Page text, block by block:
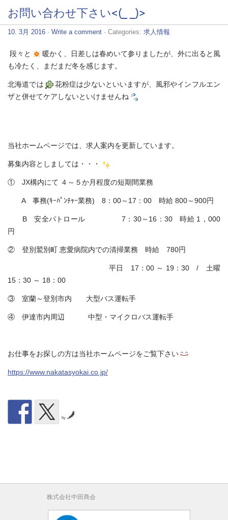
お問い合わせ下さい<(_ _)>
10. 3月 2016 · Write a comment · Categories: 求人情報
段々と
暖かく、日差しは春めいて参りましたが、外に出ると風
も冷たく、まだまだ冬を感じます。
北海道では
花粉症は少ないといいますが、風邪やインフルエン
ザと併せてケアしないといけませんね
当社ホームページでは、求人案内を更新しています。
募集内容としましては・・・
① JX構内にて ４～５か月程度の短期間業務
A 事務(ｷｰﾊﾟﾝﾁｬｰ業務) 8：00～17：00 時給 800～900円
B 安全パトロール 7：30～16：30 時給 1，000
円
② 登別鷲別町 恵愛病院内での清掃業務 時給 780円
平日 17：00 ～ 19：30 / 土曜
15：30 ～ 18：00
③ 室蘭～登別市内 大型バス運転手
④ 伊達市内周辺 中型・マイクロバス運転手
お仕事をお探しの方は当社ホームページをご覧下さい
https://www.nakatasyokai.co.jp/
by
株式会社中田商会